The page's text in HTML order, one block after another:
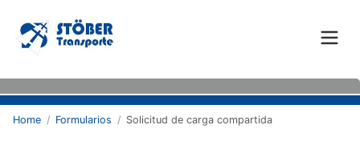
Home / Formularios / Solicitud de carga compartida